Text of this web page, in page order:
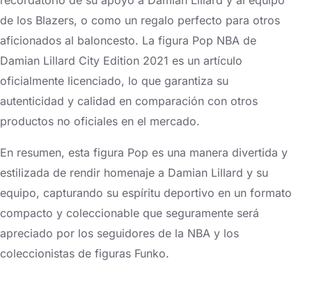
de los Blazers, o como un regalo perfecto para otros
aficionados al baloncesto. La figura Pop NBA de
Damian Lillard City Edition 2021 es un artículo
oficialmente licenciado, lo que garantiza su
autenticidad y calidad en comparación con otros
productos no oficiales en el mercado.
En resumen, esta figura Pop es una manera divertida y
estilizada de rendir homenaje a Damian Lillard y su
equipo, capturando su espíritu deportivo en un formato
compacto y coleccionable que seguramente será
apreciado por los seguidores de la NBA y los
coleccionistas de figuras Funko.